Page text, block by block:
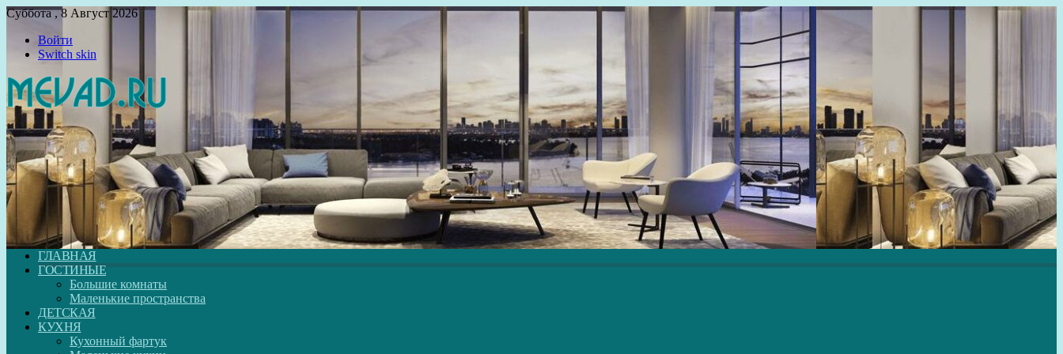
Суббота , 8 Август 2026
Войти
Switch skin
ГЛАВНАЯ
ГОСТИНЫЕ
Большие комнаты
Маленькие пространства
ДЕТСКАЯ
КУХНЯ
Кухонный фартук